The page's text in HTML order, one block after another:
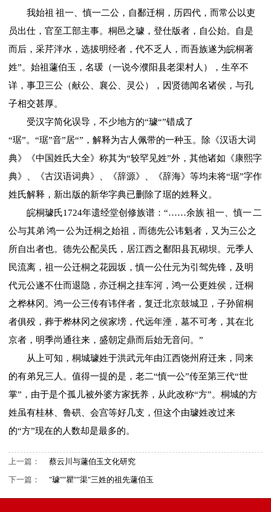
我始祖 祖一、慎一二公，自鄱迁桐，历四代，而常公以吏
员出仕，官至工部主事。桐邑之璩，登仕版者，自公始。自是
而后，采芹泮水，选拔明经者，代不乏人，而吾族遂为皖桐著
姓”。始祖蘧伯玉，名瑗（一说今濮阳县老渠村人），生卒不
详，事卫三公（献公、襄公、灵公），因贤德闻名诸侯，与孔
子相交甚厚。
受汉字简化误导，不少地方的“璩“”错成了
“琚”。“琚”音”居“”，解释为古人佩带的一种玉。除《汉语大词
典》《中国姓氏大全》称其为“较罕见姓”外，其他诸如《康熙字
典》、《古汉语词典》、《辞源》、《辞海》等均未将“琚”字作
姓氏解释，新出版的新华字典已删除了琚的姓释义。
皖桐璩氏1724年遗经堂创修族谱：“……余族 祖一、慎一 二
公与其弟 鸿一 公为迁桐之始祖，而德先公讳魁者，又为三公之
所自出者也。德先公配吴氏，居江西之鄱阳县瓦砌坝。元季人
民流离，祖一公迁桐之花园坂，慎一公仕元为引驾先锋，及明
代元公遂不仕而退隐，亦迁桐之挂车河，鸿一公更姓侯，迁桐
之桦林冈。鸿一公三传有讳伴者，复迁北京鼓城卫，子孙留桐
者俱殁，葬于桦林冈之侯家塝，代远年湮，墓不可考，其在北
京者，明季尚通往来，盛朝定鼎而后始无音问。”
从上可知，桐城璩姓于洪武元年由江西饶州府迁来，同来
的有弟兄三人。值得一提的是，老二“慎一公”传至第三代“世
掌”，由于是个孤儿被外婆方家抚养，从此改称“方”。桐城的方
姓虽有桂林、鲁硔、会宫等好几支，但这个由璩姓改过来
的“方”现在的人数却是最多的。
上一篇：
蔡云川与蘧伯玉文化研究
下一篇：
"璩""瞿""渠"三姓的祖先蘧伯玉